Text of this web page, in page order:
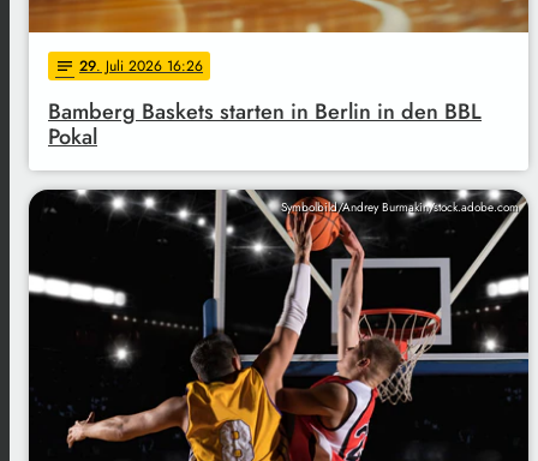
notes 29. Juli 2026 16:26
Bamberg Baskets starten in Berlin in den BBL
Pokal
Symbolbild/Andrey Burmakin/stock.adobe.com